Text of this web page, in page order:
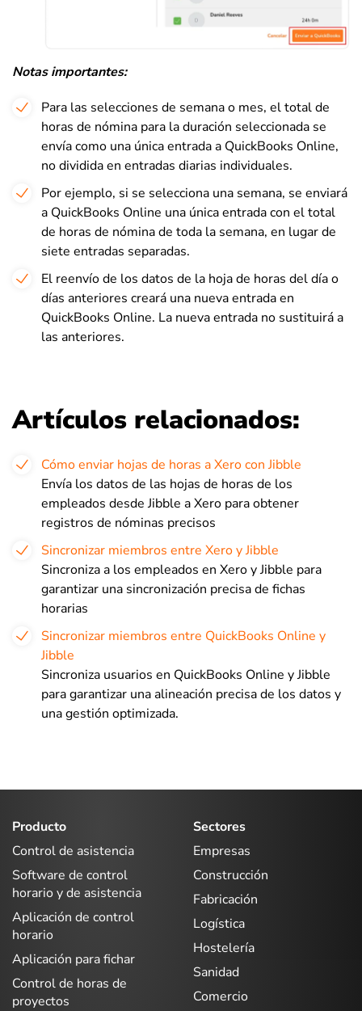
Notas importantes:
Para las selecciones de semana o mes, el total de
horas de nómina para la duración seleccionada se
envía como una única entrada a QuickBooks Online,
no dividida en entradas diarias individuales.
Por ejemplo, si se selecciona una semana, se enviará
a QuickBooks Online una única entrada con el total
de horas de nómina de toda la semana, en lugar de
siete entradas separadas.
El reenvío de los datos de la hoja de horas del día o
días anteriores creará una nueva entrada en
QuickBooks Online. La nueva entrada no sustituirá a
las anteriores.
Artículos relacionados:
Cómo enviar hojas de horas a Xero con Jibble
Envía los datos de las hojas de horas de los
empleados desde Jibble a Xero para obtener
registros de nóminas precisos
Sincronizar miembros entre Xero y Jibble
Sincroniza a los empleados en Xero y Jibble para
garantizar una sincronización precisa de fichas
horarias
Sincronizar miembros entre QuickBooks Online y
Jibble
Sincroniza usuarios en QuickBooks Online y Jibble
para garantizar una alineación precisa de los datos y
una gestión optimizada.
Producto
Control de asistencia
Software de control
horario y de asistencia
Aplicación de control
horario
Aplicación para fichar
Control de horas de
proyectos
Sectores
Empresas
Construcción
Fabricación
Logística
Hostelería
Sanidad
Comercio